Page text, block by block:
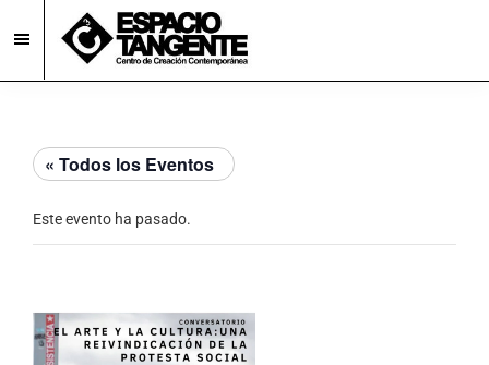
to
main
to
footerEspacio
Creación
Contemporánea
en
Burgos
« Todos los Eventos
Este evento ha pasado.